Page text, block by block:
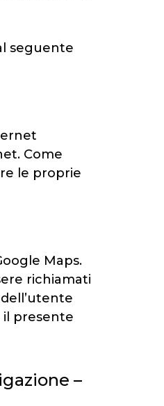
seguente
Come
le proprie
Maps.
richiamati
il presente
–